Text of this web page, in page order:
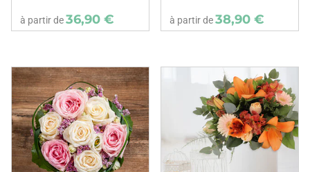
à partir de36,90 € à partir de38,90 €